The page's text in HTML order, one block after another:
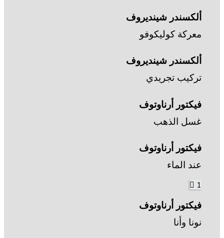
ألكسندر شينديروف
معركة كوليكوفو
ألكسندر شينديروف
تركيب تجريدي
فيكتور أرناوتوف
غسل الذهب
فيكتور أرناوتوف
عند الماء
1
فيكتور أرناوتوف
نونا وأنا